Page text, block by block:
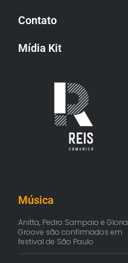
Contato
Mídia Kit
Música
Anitta, Pedro Sampaio e Gloria
Groove são confirmados em
festival de São Paulo